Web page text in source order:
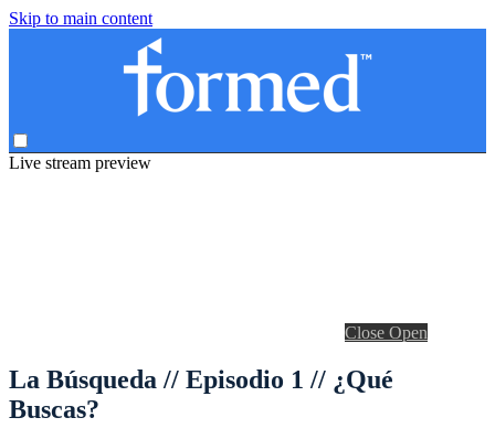
Skip to main content
Live stream preview
Close Open
La Búsqueda // Episodio 1 // ¿Qué
Buscas?